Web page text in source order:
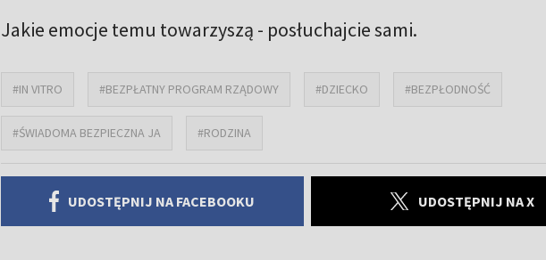
Jakie emocje temu towarzyszą - posłuchajcie sami.
#IN VITRO #BEZPŁATNY PROGRAM RZĄDOWY #DZIECKO #BEZPŁODNOŚĆ
#ŚWIADOMA BEZPIECZNA JA #RODZINA
UDOSTĘPNIJ NA FACEBOOKU UDOSTĘPNIJ NA X